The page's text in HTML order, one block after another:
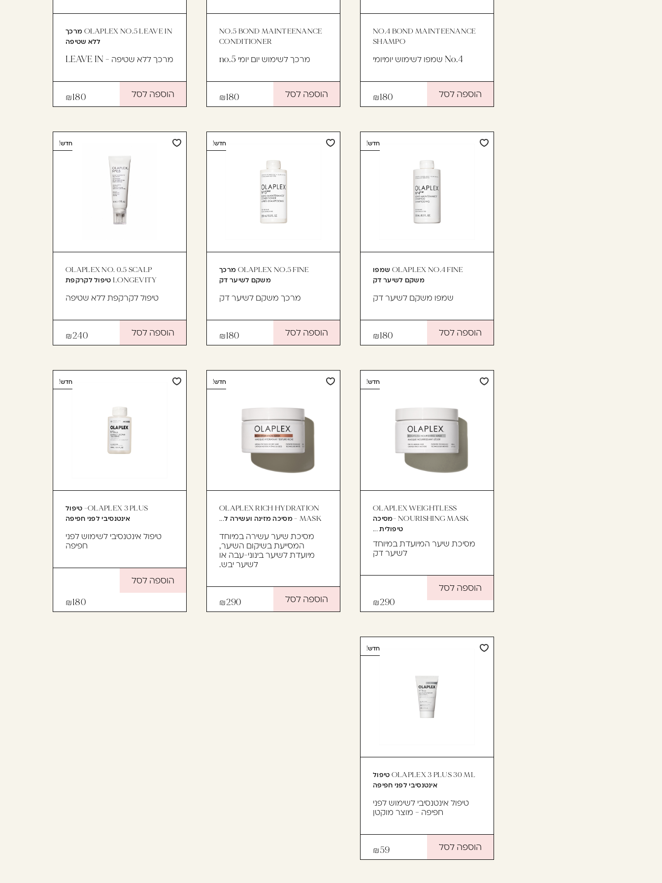
NO.4 BOND MAINTEENANCE
SHAMPO
No.4 שמפו לשימוש יומיומי
180 הוספה לסל
NO.5 BOND MAINTEENANCE
CONDITIONER
מרכך לשימוש יום יומי no.5
180 הוספה לסל
OLAPLEX NO.5 LEAVE IN מרכך
ללא שטיפה
מרכך ללא שטיפה - LEAVE IN
180 הוספה לסל
חדש!
OLAPLEX NO.4 FINE שמפו
משקם לשיער דק
שמפו משקם לשיער דק
180 הוספה לסל
חדש!
OLAPLEX NO.5 FINE מרכך
משקם לשיער דק
מרכך משקם לשיער דק
180 הוספה לסל
חדש!
OLAPLEX NO. 0.5 SCALP
LONGEVITY טיפול לקרקפת
טיפול לקרקפת ללא שטיפה
240 הוספה לסל
חדש!
OLAPLEX WEIGHTLESS
NOURISHING MASK -מסיכה
טיפולית ...
מסיכת שיער המיועדת במיוחד
לשיער דק
290
הוספה לסל
חדש!
OLAPLEX RICH HYDRATION
MASK - מסיכה מזינה ועשירה ל...
מסיכת שיער עשירה במיוחד
המסייעת בשיקום השיער,
מיועדת לשיער בינוני-עבה או
לשיער יבש.
290 הוספה לסל
חדש!
OLAPLEX 3 PLUS- טיפול
אינטנסיבי לפני חפיפה
טיפול אינטנסיבי לשימוש לפני
חפיפה
180
הוספה לסל
חדש!
OLAPLEX 3 PLUS 30 ML טיפול
אינטנסיבי לפני חפיפה
טיפול אינטנסיבי לשימוש לפני
חפיפה - מוצר מוקטן
59 הוספה לסל